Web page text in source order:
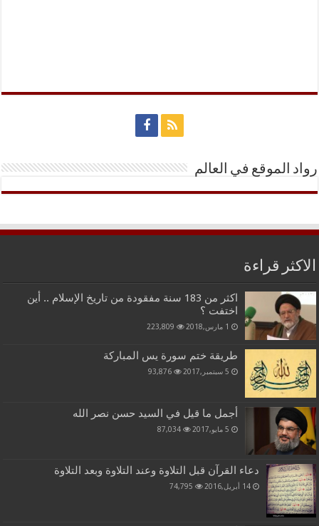
رواد الموقع في العالم
الاكثر قراءة
اكثر من 183 سنة مفقودة من تاريخ الإسلام .. أين
اختفت ؟
1 مارس,2018 223,809
طريقة ختم سورة يس المباركة
5 سبتمبر,2017 93,876
أجمل ما قيل في السيد حسن نصر الله
5 مايو,2017 87,034
دعاء القرآن قبل التلاوة وعند التلاوة وبعد التلاوة
14 أبريل,2016 74,795